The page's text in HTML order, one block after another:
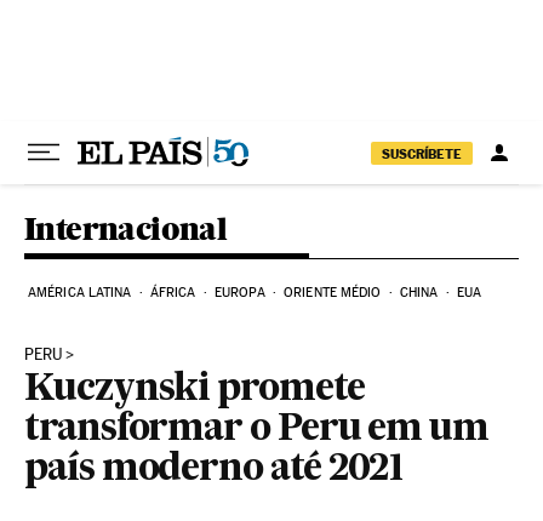
SUSCRÍBETE
Internacional
AMÉRICA LATINA ÁFRICA EUROPA ORIENTE MÉDIO CHINA EUA
PERU
Kuczynski promete
transformar o Peru em um
país moderno até 2021